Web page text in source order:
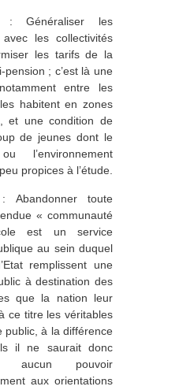
Généraliser les
les collectivités
les tarifs de la
; c’est là une
entre les
habitent en zones
et une condition de
de jeunes dont le
l’environnement
propices à l’étude.
toute
« communauté
est un service
au sein duquel
remplissent une
à destination des
que la nation leur
ce titre les véritables
public, à la différence
il ne saurait donc
aucun pouvoir
aux orientations